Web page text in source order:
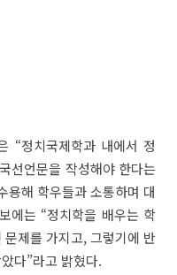
“정치국제학과 내에서 정
선언문을 작성해야 한다는
용해 학우들과 소통하며 대
에는 “정치학을 배우는 학
제를 가지고, 그렇기에 반
다”라고 밝혔다.